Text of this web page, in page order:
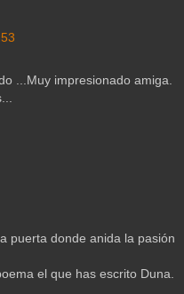
...Muy impresionado amiga.
puerta donde anida la pasión
el que has escrito Duna.